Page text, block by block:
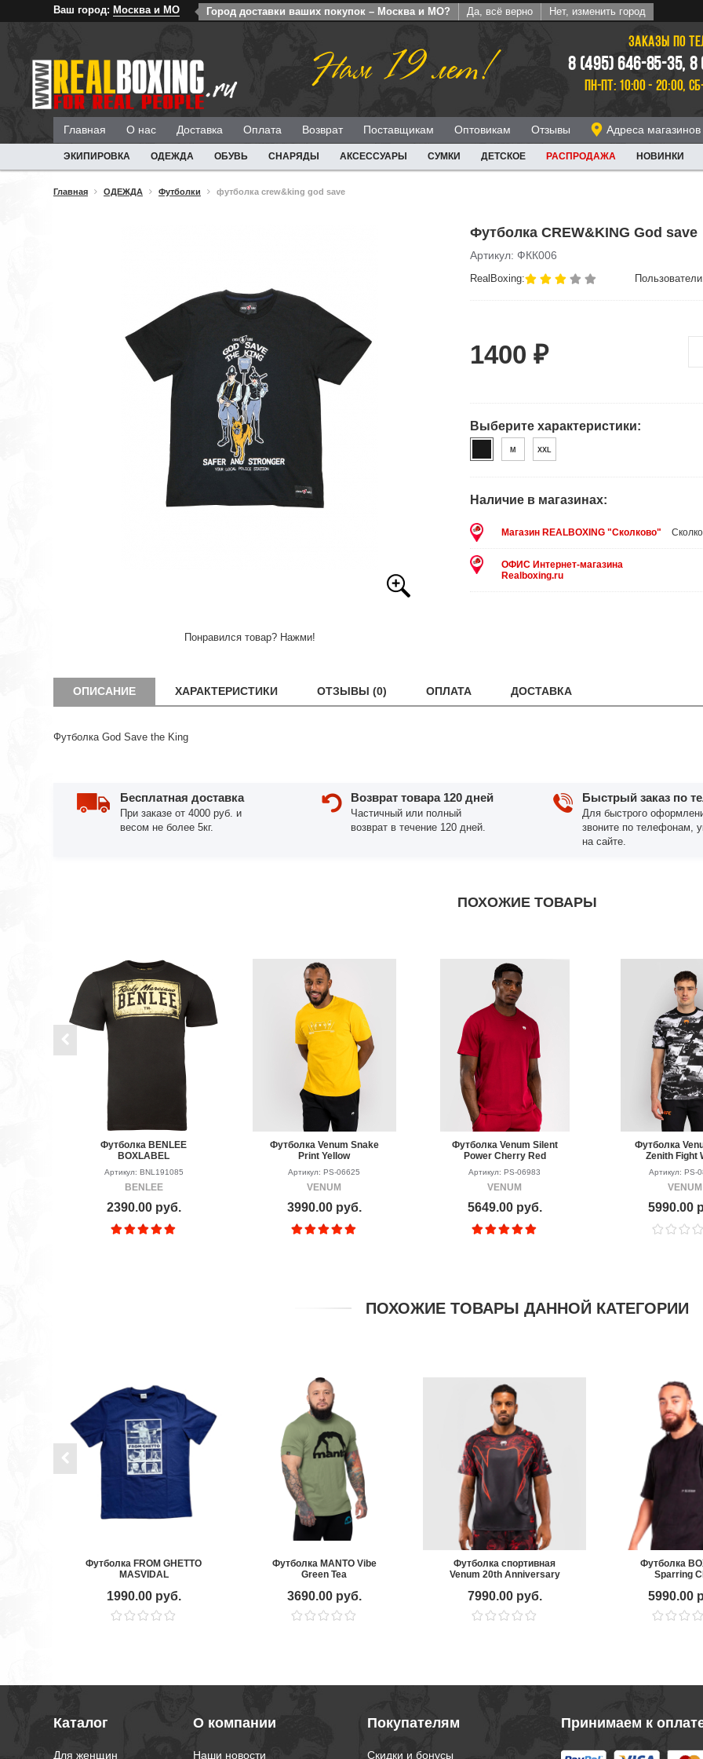
Ваш город: Москва и МО Город доставки ваших покупок – Москва и МО? Да, всё верно Нет, изменить город
Нам 19 лет! ЗАКАЗЫ ПО
8 (495) 646-85-35, 8
ПН-ПТ: 10:00 - 20:00,
Главная О нас Доставка Оплата Возврат Поставщикам Оптовикам Отзывы Адреса магазинов
ЭКИПИРОВКА ОДЕЖДА ОБУВЬ СНАРЯДЫ АКСЕССУАРЫ СУМКИ ДЕТСКОЕ РАСПРОДАЖА НОВИНКИ
Главная ОДЕЖДА Футболки футболка crew&king god save
Понравился товар? Нажми!
Футболка CREW&KING God save
Артикул: ФКК006
RealBoxing:
1400 ₽
Выберите характеристики:
M XXL
Наличие в магазинах:
Магазин REALBOXING "Сколково"
ОФИС Интернет-магазина
Realboxing.ru
ОПИСАНИЕ ХАРАКТЕРИСТИКИ ОТЗЫВЫ (0) ОПЛАТА ДОСТАВКА
Футболка God Save the King
Бесплатная доставка
При заказе от 4000 руб. и
весом не более 5кг.
Возврат товара 120 дней
Частичный или полный
возврат в течение 120 дней.
Быстрый заказ по
Для быстрого
звоните по телефонам,
на сайте.
ПОХОЖИЕ ТОВАРЫ
Футболка BENLEE
BOXLABEL
Артикул: BNL191085
BENLEE
2390.00 руб.
Футболка Venum Snake
Print Yellow
Артикул: PS-06625
VENUM
3990.00 руб.
Футболка Venum Silent
Power Cherry Red
Артикул: PS-06983
VENUM
5649.00 руб.
Футболка
Zenith Fight
Black/White/
Артикул: PS-
VENUM
5990.00
ПОХОЖИЕ ТОВАРЫ ДАННОЙ КАТЕГОРИИ
Футболка FROM GHETTO
MASVIDAL
1990.00 руб.
Футболка MANTO Vibe
Green Tea
3690.00 руб.
Футболка спортивная
Venum 20th Anniversary
7990.00 руб.
Футболка
Sparring
5990.00
Каталог
Для женщин
О компании
Наши новости
Покупателям
Скидки и бонусы
Принимаем к